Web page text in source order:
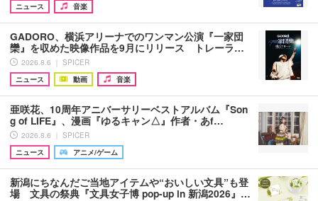
ニュース
音楽
GADORO、横浜アリーナでのワンマン公演『一家団
欒』を収めた映像作品を9月にリリース トレーラ…
2026.8.6 ｜ SPICER
ニュース
動画 音楽
亜咲花、10周年アニバーサリーベストアルバム『Son
g of LIFE』、漫画『ゆるキャン△』作者・あf…
2026.8.6 ｜ SPICER
ニュース
アニメ/ゲーム
新潟にちなんだご当地アイテムや“おいしい文具”も登
場 文具の祭典『文具女子博 pop-up in 新潟2026』…